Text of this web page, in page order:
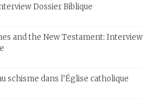
Dossier Biblique
and the New Testament: Interview
schisme dans l’Église catholique